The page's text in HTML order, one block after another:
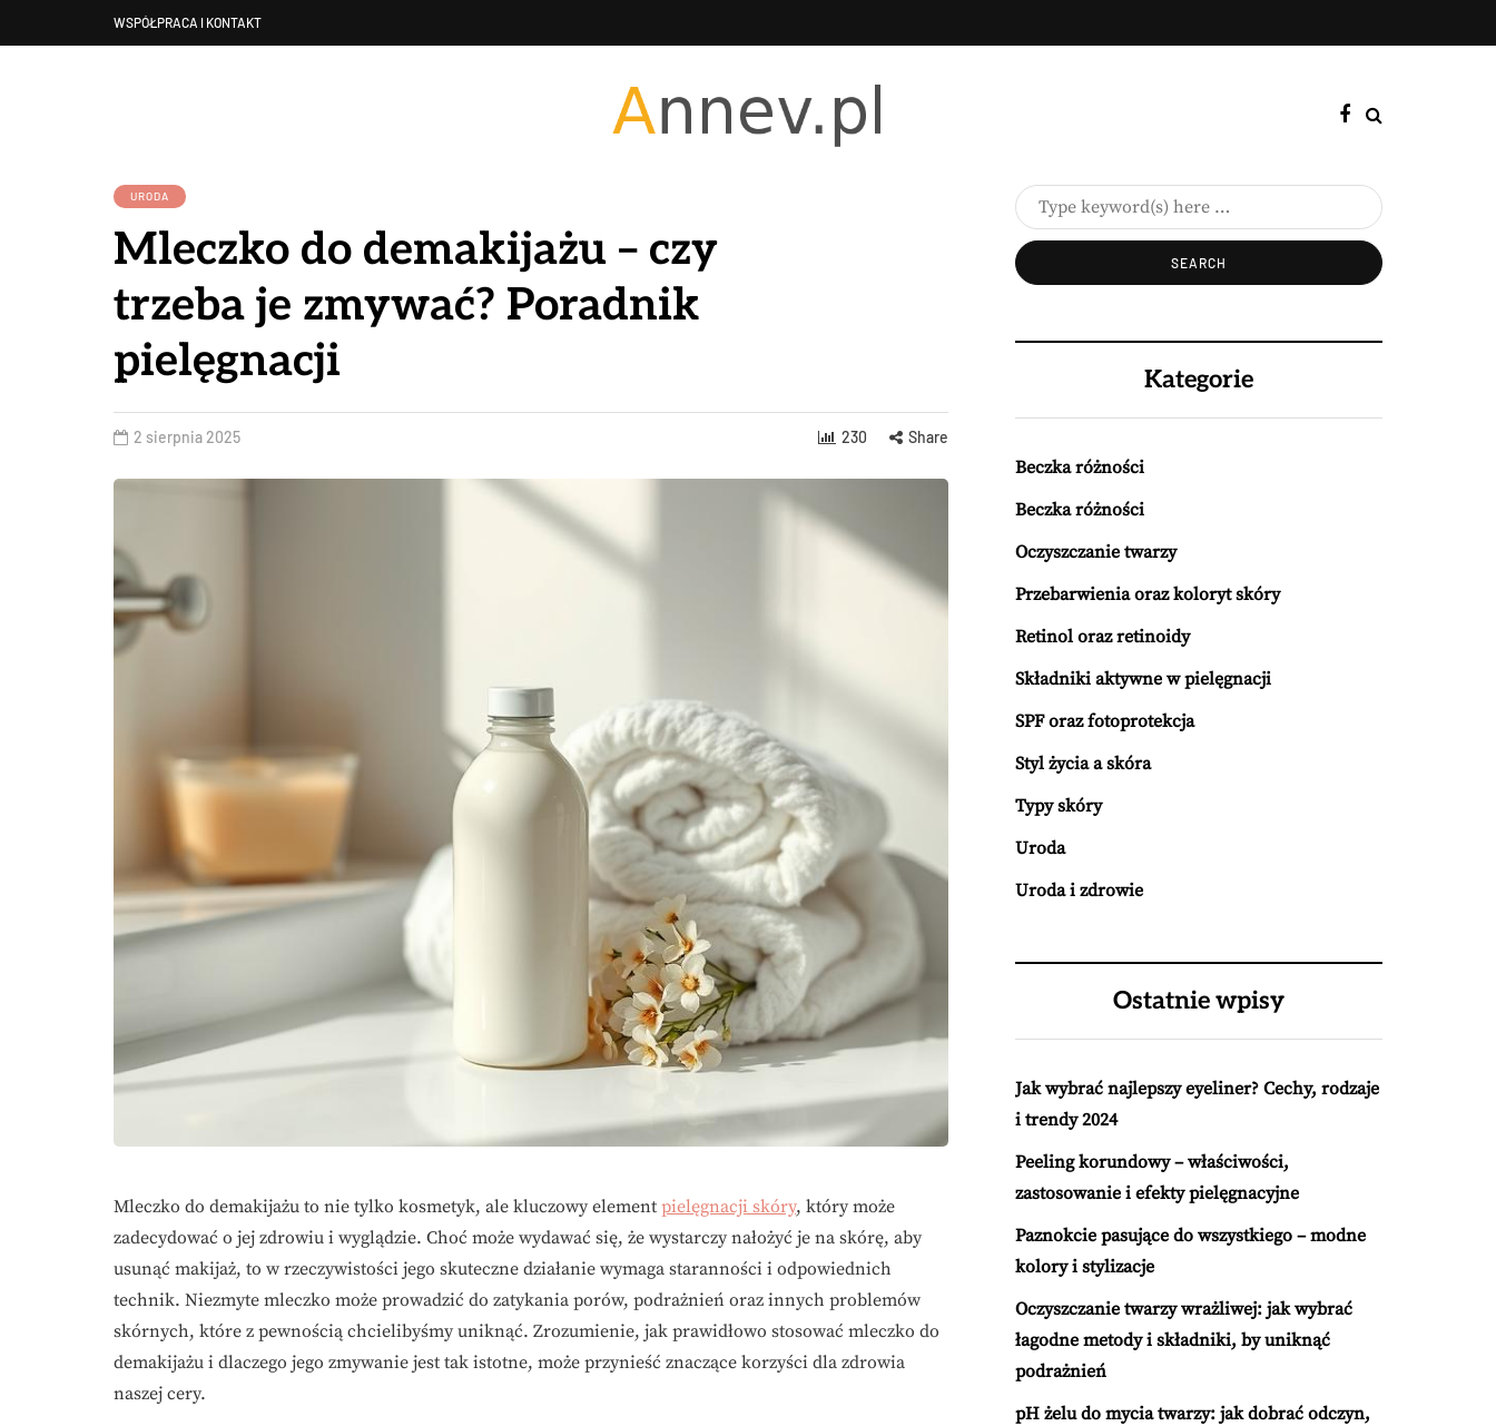
WSPÓŁPRACA I KONTAKT
URODA
Mleczko do demakijażu – czy
trzeba je zmywać? Poradnik
pielęgnacji
2 sierpnia 2025 230 Share
Mleczko do demakijażu to nie tylko kosmetyk, ale kluczowy element pielęgnacji skóry, który może
zadecydować o jej zdrowiu i wyglądzie. Choć może wydawać się, że wystarczy nałożyć je na skórę, aby
usunąć makijaż, to w rzeczywistości jego skuteczne działanie wymaga staranności i odpowiednich
technik. Niezmyte mleczko może prowadzić do zatykania porów, podrażnień oraz innych problemów
skórnych, które z pewnością chcielibyśmy uniknąć. Zrozumienie, jak prawidłowo stosować mleczko do
demakijażu i dlaczego jego zmywanie jest tak istotne, może przynieść znaczące korzyści dla zdrowia
naszej cery.
Kategorie
Beczka różności
Beczka różności
Oczyszczanie twarzy
Przebarwienia oraz koloryt skóry
Retinol oraz retinoidy
Składniki aktywne w pielęgnacji
SPF oraz fotoprotekcja
Styl życia a skóra
Typy skóry
Uroda
Uroda i zdrowie
Ostatnie wpisy
Jak wybrać najlepszy eyeliner? Cechy, rodzaje
i trendy 2024
Peeling korundowy – właściwości,
zastosowanie i efekty pielęgnacyjne
Paznokcie pasujące do wszystkiego – modne
kolory i stylizacje
Oczyszczanie twarzy wrażliwej: jak wybrać
łagodne metody i składniki, by uniknąć
podrażnień
pH żelu do mycia twarzy: jak dobrać odczyn,